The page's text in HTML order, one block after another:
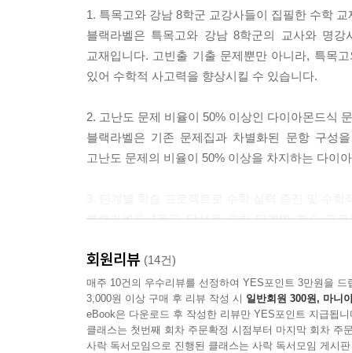
1. 특목고와 강남 8학군 교강사들이 집필한 수학
블랙라벨은 특목고와 강남 8학군의 교사와 명
교재입니다. 고빈출 기출 문제뿐만 아니라, 특목
있어 수학적 사고력을 향상시킬 수 있습니다.
2. 고난도 문제 비율이 50% 이상인 다이아몬드식
블랙라벨은 기존 문제집과 차별화된 문항 구성
고난도 문제의 비율이 50% 이상을 차지하는 다이
블랙라벨은 1등급 달성을 위한 단계별 학습 프
설계되었습니다.
4. 명쾌한 해설과 다양한 풀이 방법을 통해 문제 해
블랙라벨은 입체적인 해설을 제공합니다. 명쾌한
다양한 풀이 방법과 차별화된 특강, 그리고 선배
회원리뷰 (14건)
매주 10건의 우수리뷰를 선정하여 YES포인트 3만원을 드
3,000원 이상 구매 후 리뷰 작성 시 일반회원 300원, 마니
eBook은 다운로드 후 작성한 리뷰만 YES포인트 지급됩니
클래스는 첫번째 회차 주문확정 시점부터 마지막 회차 주
사락 독서모임으로 진행된 클래스는 사락 독서모임 게시